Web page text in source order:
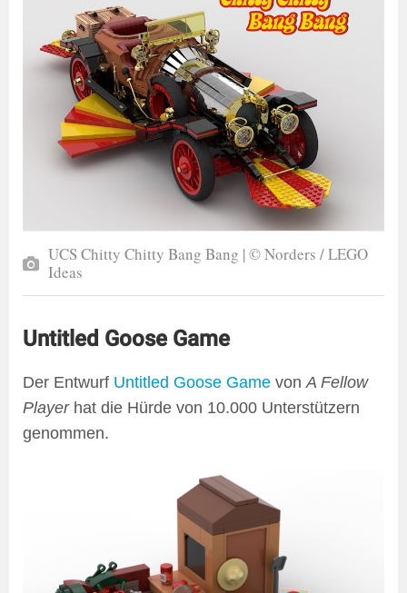
UCS Chitty Chitty Bang Bang | © Norders / LEGO
Ideas
Untitled Goose Game
Der Entwurf Untitled Goose Game von A Fellow
Playerhat die Hürde von 10.000 Unterstützern
genommen.